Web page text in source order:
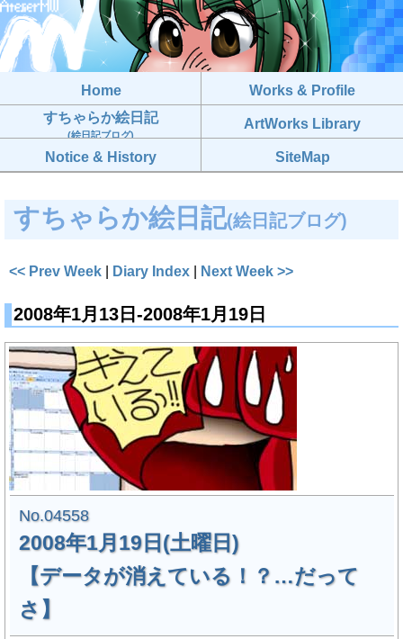
Home
Works & Profile
すちゃらか絵日記
(絵日記ブログ)
ArtWorks Library
Notice & History SiteMap
すちゃらか絵日記(絵日記ブログ)
<< Prev Week | Diary Index | Next Week >>
2008年1月13日-2008年1月19日
No.04558
2008年1月19日(土曜日)
【データが消えている！？…だって
さ】